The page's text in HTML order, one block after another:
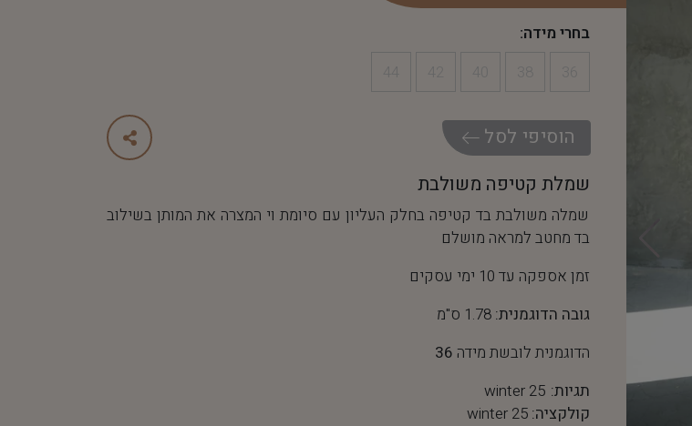
בחרי מידה:
הוסיפי לסל
שמלת קטיפה משולבת
שמלה משולבת בד קטיפה בחלק העליון עם סיומת וי המצרה את המותן בשילוב
בד מחטב למראה מושלם
זמן אספקה עד 10 ימי עסקים
גובה הדוגמנית:1.78 ס"מ
הדוגמנית לובשת מידה 36
תגיות: winter 25
קולקציה:winter 25